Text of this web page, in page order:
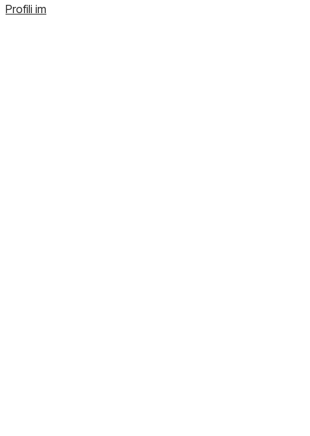
Profili im